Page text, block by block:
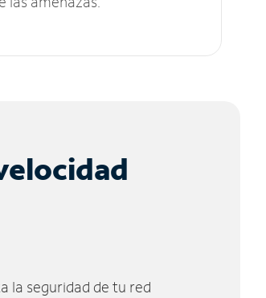
la seguridad de tu red